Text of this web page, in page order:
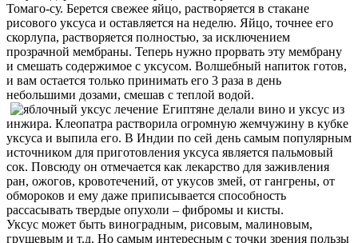
Томаго-су. Берется свежее яйцо, растворяется в стакане
рисового уксуса и оставляется на неделю. Яйцо, точнее его
скорлупа, растворяется полностью, за исключением
прозрачной мембраны. Теперь нужно прорвать эту мембрану
и смешать содержимое с уксусом. Волшебный напиток готов,
и вам остается только принимать его 3 раза в день
небольшими дозами, смешав с теплой водой.
Египтяне делали вино и уксус из
инжира. Клеопатра растворила огромную жемчужину в кубке
уксуса и выпила его. В Индии по сей день самым популярным
источником для приготовления уксуса является пальмовый
сок. Повсюду он отмечается как лекарство для заживления
ран, ожогов, кровотечений, от укусов змей, от гангрены, от
обмороков и ему даже приписывается способность
рассасывать твердые опухоли – фибромы и кисты.
Уксус может быть виноградным, рисовым, малиновым,
грушевым и т.д. Но самым интересным с точки зрения пользы